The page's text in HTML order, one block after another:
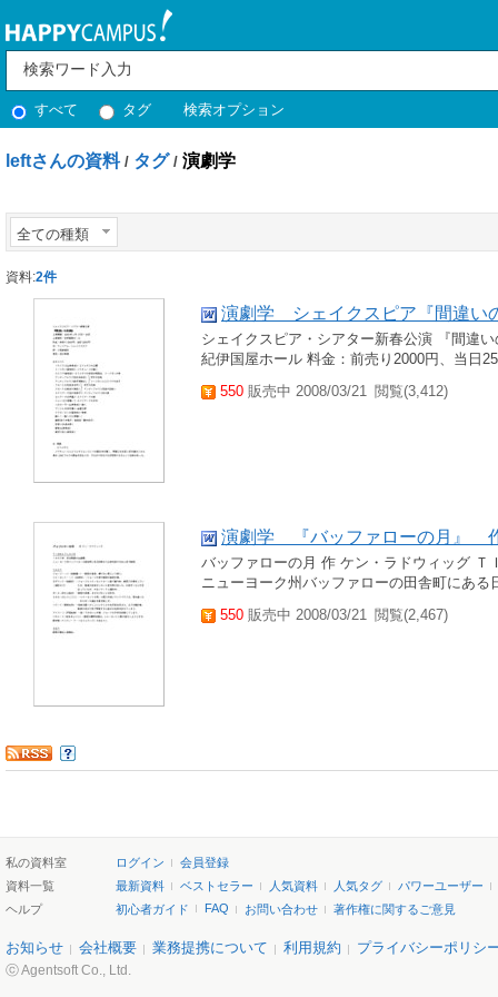
すべて タグ 検索オプション
leftさんの資料 / タグ / 演劇学
全ての種類
資料:2件
演劇学 シェイクスピア『間違い
シェイクスピア・シアター新春公演 『間違
紀伊国屋ホール 料金：前売り2000円、当日
550 販売中 2008/03/21 閲覧(3,412)
演劇学 『バッファローの月』
バッファローの月 作 ケン・ラドウィッグ Ｔ
ニューヨーク州バッファローの田舎町にあ
550 販売中 2008/03/21 閲覧(2,467)
私の資料室 ログイン
会員登録
資料一覧
最新資料 ベストセラー 人気資料 人気タグ
パワーユーザー
ヘルプ
初心者ガイド FAQ お問い合わせ 著作権に関するご意見
お知らせ 会社概要 業務提携について 利用規約 プライバシーポリシ
ⓒ Agentsoft Co., Ltd.